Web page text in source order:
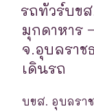
รถทัวร์บข
มุกดาหาร
จ.อุบลราช
เดินรถ
บขส. อุบลรา